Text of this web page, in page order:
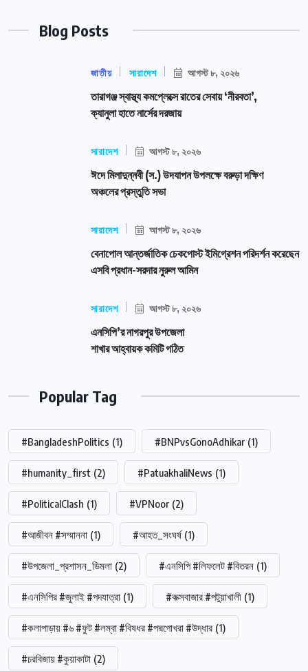
Blog Posts
জাতীয় সারাদেশ আগস্ট ৮, ২০২৬
তারাগঞ্জ স্বাস্থ্য কমপ্লেক্সে রাতের সেবায় ‘নীরবতা’,
ক্যানুলা হাতে নার্সের দরজায়
সারাদেশ আগস্ট ৮, ২০২৬
ঈদে মিলাদুন্নবী (স.) উদযাপন উপলক্ষে বরুড়া দক্ষিণ
অঞ্চলের প্রস্তুতি সভা
সারাদেশ আগস্ট ৮, ২০২৬
বেনাপোল আন্তর্জাতিক চেকপোস্ট ইমিগ্রেশন পরিদর্শন করেছেন
এসবি প্রধান-সরদার নুরুল আমিন
সারাদেশ আগস্ট ৮, ২০২৬
এনসিপি’র নাগরপুর উপজেলা
শাখার আহ্বায়ক কমিটি গঠিত
Popular Tag
#BangladeshPolitics (1) #BNPvsGonoAdhikar (1)
#humanity_first (2) #PatuakhaliNews (1)
#PoliticalClash (1) #VPNoor (2)
#আজীবন #সম্মাননা (1) #আহত_সংঘর্ষ (1)
#উপজেলা_প্রশাসন_ডিমলা (2) #এনসিপি #লিফলেট #বিতরন (1)
#এনসিপির #জুলাই #পদযাত্রা (1) #কক্সবাজার #পটুয়াখালী (1)
#কলাপাড়ায় #৬ #ফুট #লম্বা #বিষধর #পদ্মগোখরা #উদ্ধার (1)
#চরবিজায় #কুয়াকাটা (2)